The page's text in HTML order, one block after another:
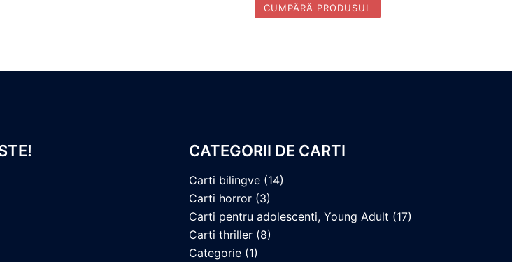
CUMPĂRĂ PRODUSUL
CATEGORII DE CARTI
Carti bilingve (14)
Carti horror (3)
Carti pentru adolescenti, Young Adult (17)
Carti thriller (8)
Categorie (1)